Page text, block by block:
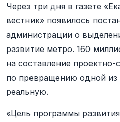
Через три дня в газете
вестник» появилось
администрации о
развитие метро. 160
на составление
по превращению одной
реальную.
«Цель программы